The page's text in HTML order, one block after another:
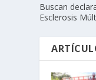
Buscan
Esclerosis